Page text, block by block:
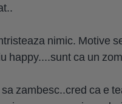
nimic. Motive
happy....sunt ca un
zambesc..cred ca e